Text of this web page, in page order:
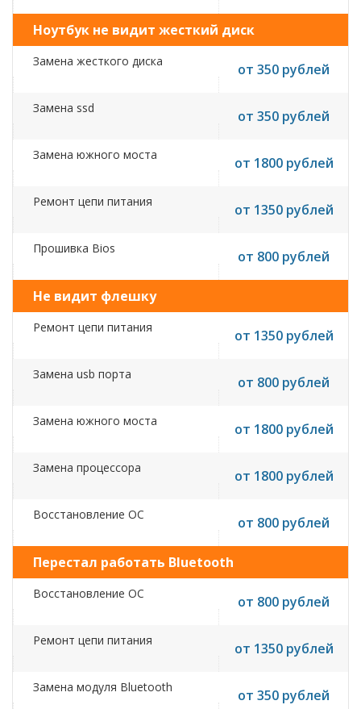
Ноутбук не видит жесткий диск
Замена жесткого диска от 350 рублей
Замена ssd от 350 рублей
Замена южного моста от 1800 рублей
Ремонт цепи питания от 1350 рублей
Прошивка Bios от 800 рублей
Не видит флешку
Ремонт цепи питания от 1350 рублей
Замена usb порта от 800 рублей
Замена южного моста от 1800 рублей
Замена процессора от 1800 рублей
Восстановление ОС от 800 рублей
Перестал работать Bluetooth
Восстановление ОС от 800 рублей
Ремонт цепи питания от 1350 рублей
Замена модуля Bluetooth от 350 рублей